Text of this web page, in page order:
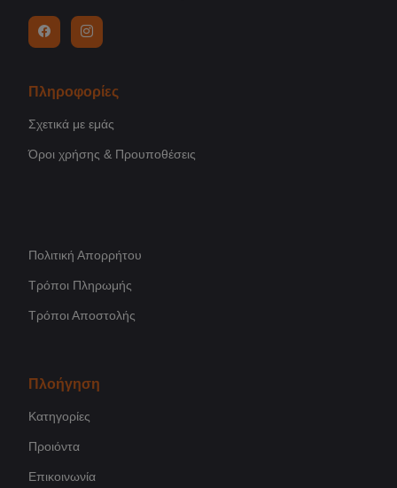
Πληροφορίες
Σχετικά με εμάς
Όροι χρήσης & Προυποθέσεις
Πολιτική Απορρήτου
Τρόποι Πληρωμής
Τρόποι Αποστολής
Πλοήγηση
Κατηγορίες
Προιόντα
Επικοινωνία